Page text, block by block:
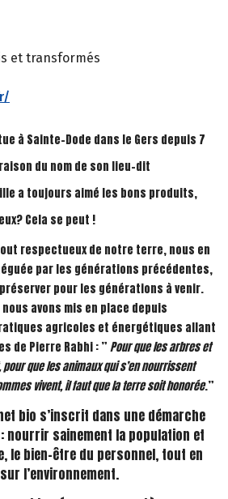
et transformés
à Sainte-Dode dans le Gers depuis 7
du nom de son lieu-dit
a toujours aimé les bons produits,
Cela se peut !
respectueux de notre terre, nous en
par les générations précédentes,
pour les générations à venir.
nous avons mis en place depuis
agricoles et énergétiques allant
de Pierre Rabhi : ”Pour que les arbres et
que les animaux qui s’en nourrissent
vivent, il faut que la terre soit honorée.”
bio s’inscrit dans une démarche
nourrir sainement la population et
le bien-être du personnel, tout en
l’environnement.